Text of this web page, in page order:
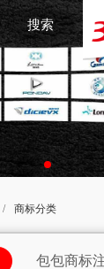
搜索
/ 商标分类
包包商标